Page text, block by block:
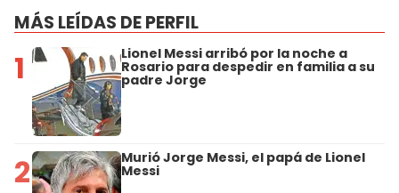
MÁS LEÍDAS DE PERFIL
1 Lionel Messi arribó por la noche a
Rosario para despedir en familia a su
padre Jorge
2 Murió Jorge Messi, el papá de Lionel
Messi